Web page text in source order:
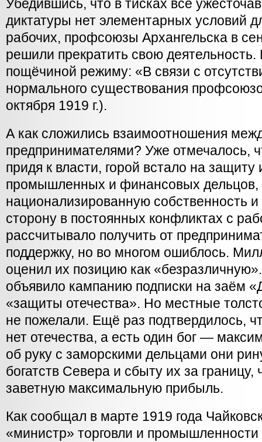
Убедившись, что в тисках всё
диктатуры нет элементарных условий
рабочих, профсоюзы Архангельска в
решили прекратить свою
пощёчиной режиму: «В связи с
нормального существования
октября 1919 г.).
А как сложились взаимоотношения
предпринимателями? Уже отмечалось,
придя к власти, горой встало на защиту
промышленных и финансовых дельцов,
национализированную собственность
сторону в постоянных конфликтах с
рассчитывало получить от
поддержку, но во многом ошиблось.
оценил их позицию как
объявило кампанию подписки на заём
«защиты отечества». Но местные
не пожелали. Ещё раз подтвердилось,
нет отечества, а есть один бог —
об руку с заморскими дельцами они
богатств Севера и сбыту их за границу,
заветную максимальную прибыль.
Как сообщал в марте 1919 года
«министр» торговли и